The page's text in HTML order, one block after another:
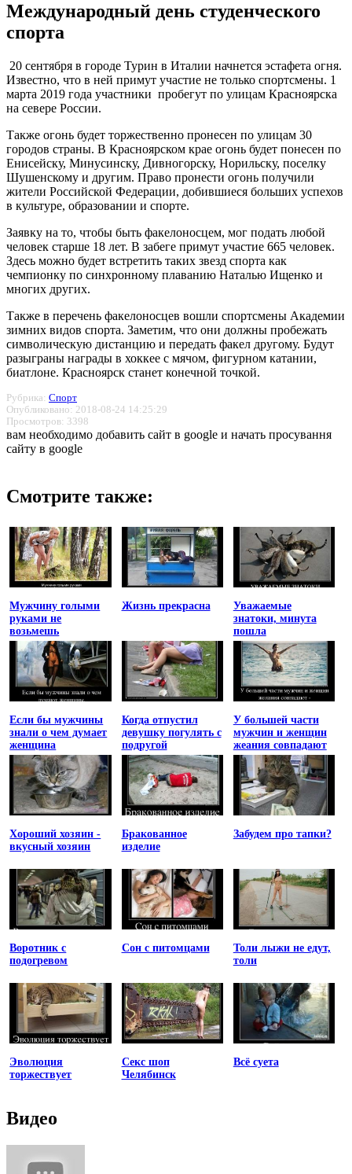
Международный день студенческого
спорта
20 сентября в городе Турин в Италии начнется эстафета огня.
Известно, что в ней примут участие не только спортсмены. 1
марта 2019 года участники пробегут по улицам Красноярска
на севере России.
Также огонь будет торжественно пронесен по улицам 30
городов страны. В Красноярском крае огонь будет понесен по
Енисейску, Минусинску, Дивногорску, Норильску, поселку
Шушенскому и другим. Право пронести огонь получили
жители Российской Федерации, добившиеся больших успехов
в культуре, образовании и спорте.
Заявку на то, чтобы быть факелоносцем, мог подать любой
человек старше 18 лет. В забеге примут участие 665 человек.
Здесь можно будет встретить таких звезд спорта как
чемпионку по синхронному плаванию Наталью Ищенко и
многих других.
Также в перечень факелоносцев вошли спортсмены Академии
зимних видов спорта. Заметим, что они должны пробежать
символическую дистанцию и передать факел другому. Будут
разыграны награды в хоккее с мячом, фигурном катании,
биатлоне. Красноярск станет конечной точкой.
Рубрика: Спорт
Опубликовано: 2018-08-24 14:25:29
Просмотров: 3398
вам необходимо добавить сайт в google и начать просування
сайту в google
Смотрите также:
Мужчину голыми
руками не
возьмешь
Жизнь прекрасна
Уважаемые
знатоки, минута
пошла
Если бы мужчины
знали о чем думает
женщина
Когда отпустил
девушку погулять с
подругой
У большей части
мужчин и женщин
жеания совпадают
Хороший хозяин -
вкусный хозяин
Бракованное
изделие
Забудем про тапки?
Воротник с
подогревом
Сон с питомцами
Толи лыжи не едут,
толи
Эволюция
торжествует
Секс шоп
Челябинск
Всё суета
Видео